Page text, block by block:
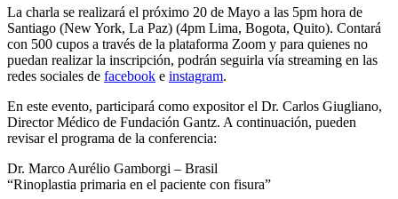
La charla se realizará el próximo 20 de Mayo a las 5pm hora de
Santiago (New York, La Paz) (4pm Lima, Bogota, Quito). Contará
con 500 cupos a través de la plataforma Zoom y para quienes no
puedan realizar la inscripción, podrán seguirla vía streaming en las
redes sociales de facebook e instagram.
En este evento, participará como expositor el Dr. Carlos Giugliano,
Director Médico de Fundación Gantz. A continuación, pueden
revisar el programa de la conferencia:
Dr. Marco Aurélio Gamborgi – Brasil
“Rinoplastia primaria en el paciente con fisura”